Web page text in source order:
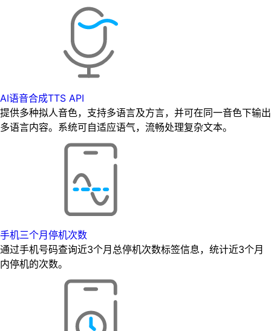
AI语音合成TTS API
提供多种拟人音色，支持多语言及方言，并可在同一音色下输出
多语言内容。系统可自适应语气，流畅处理复杂文本。
手机三个月停机次数
通过手机号码查询近3个月总停机次数标签信息，统计近3个月
内停机的次数。